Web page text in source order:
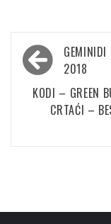
Кретање
чланка
GEMINIDI
2018
KODI – GREEN
CRTAĆI –